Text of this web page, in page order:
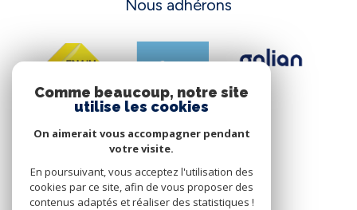
Nous adhérons
Comme beaucoup, notre site
utilise les cookies
On aimerait vous accompagner pendant
votre visite.
En poursuivant, vous acceptez l'utilisation des
cookies par ce site, afin de vous proposer des
contenus adaptés et réaliser des statistiques !